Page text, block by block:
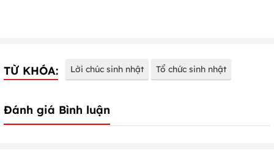
TỪ KHÓA: Lời chúc sinh nhật Tổ chức sinh nhật
Đánh giá Bình luận